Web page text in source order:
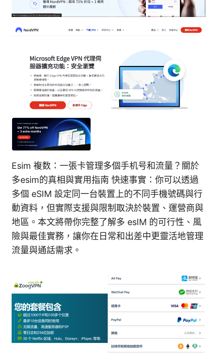
Esim 複数：一張卡管理多個手机号和流量？關於
多esim的真相與實用指南 快速事實：你可以透過
多個 eSIM 設定同一台裝置上的不同手機號碼與行
動資料，但實際支援與限制取決於裝置、運營商與
地區。本文將帶你完整了解多 esIM 的可行性、風
險與最佳實務，讓你在日常和出差中更靈活地管理
流量與通話需求。